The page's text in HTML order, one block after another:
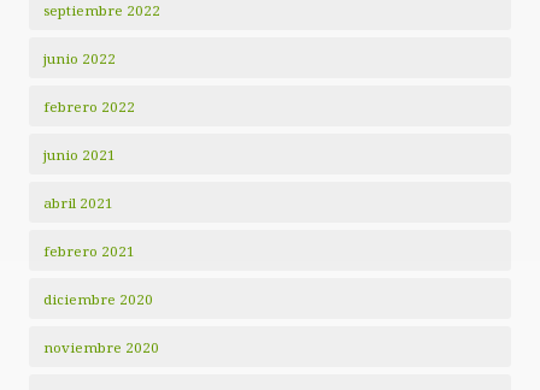
septiembre 2022
junio 2022
febrero 2022
junio 2021
abril 2021
febrero 2021
diciembre 2020
noviembre 2020